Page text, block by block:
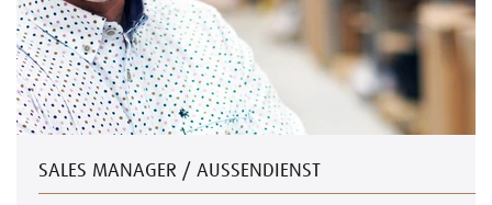
SALES MANAGER / AUSSENDIENST